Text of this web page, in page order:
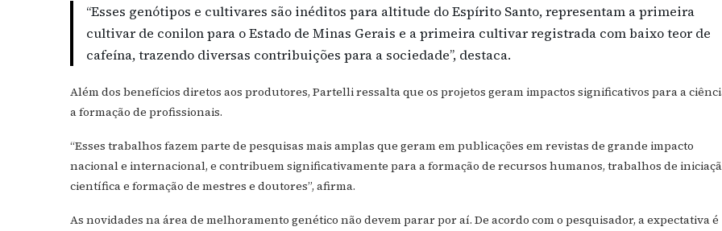
“Esses genótipos e cultivares são inéditos para altitude do Espírito Santo, representam a primeira
cultivar de conilon para o Estado de Minas Gerais e a primeira cultivar registrada com baixo teor de
cafeína, trazendo diversas contribuições para a sociedade”, destaca.
Além dos benefícios diretos aos produtores, Partelli ressalta que os projetos geram impactos significativos para a
a formação de profissionais.
“Esses trabalhos fazem parte de pesquisas mais amplas que geram em publicações em revistas de grande impacto
nacional e internacional, e contribuem significativamente para a formação de recursos humanos, trabalhos de
científica e formação de mestres e doutores”, afirma.
As novidades na área de melhoramento genético não devem parar por aí. De acordo com o pesquisador, a expectativa é